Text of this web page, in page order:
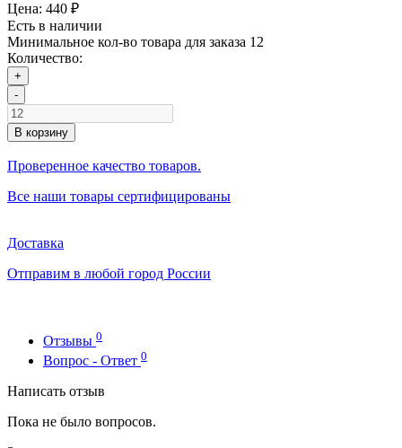
Цена: 440 ₽
Есть в наличии
Минимальное кол-во товара для заказа 12
Количество:
+
-
В корзину
Проверенное качество товаров.
Все наши товары сертифицированы
Доставка
Отправим в любой город России
Отзывы 0
Вопрос - Ответ 0
Написать отзыв
Пока не было вопросов.